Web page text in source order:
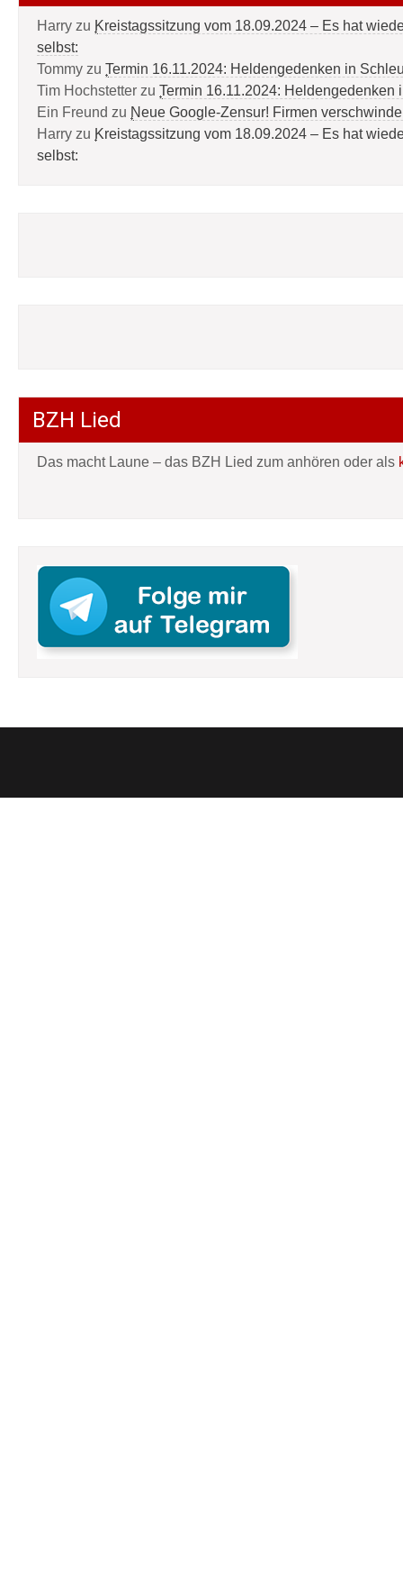
Harry zu Kreistagssitzung vom 18.09.2024 – Es hat
selbst:
Tommy zu Termin 16.11.2024: Heldengedenken in
Tim Hochstetter zu Termin 16.11.2024: Heldengedenken
Ein Freund zu Neue Google-Zensur! Firmen
Harry zu Kreistagssitzung vom 18.09.2024 – Es hat
selbst:
BZH Lied
Das macht Laune – das BZH Lied zum anhören oder als